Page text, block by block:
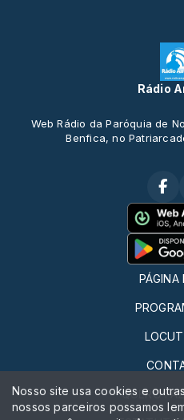
Rádio
Web Rádio da Paróquia de
Benfica, no
PÁGINA
QUERO
Nosso site usa cookies e
nossos parceiros possamos